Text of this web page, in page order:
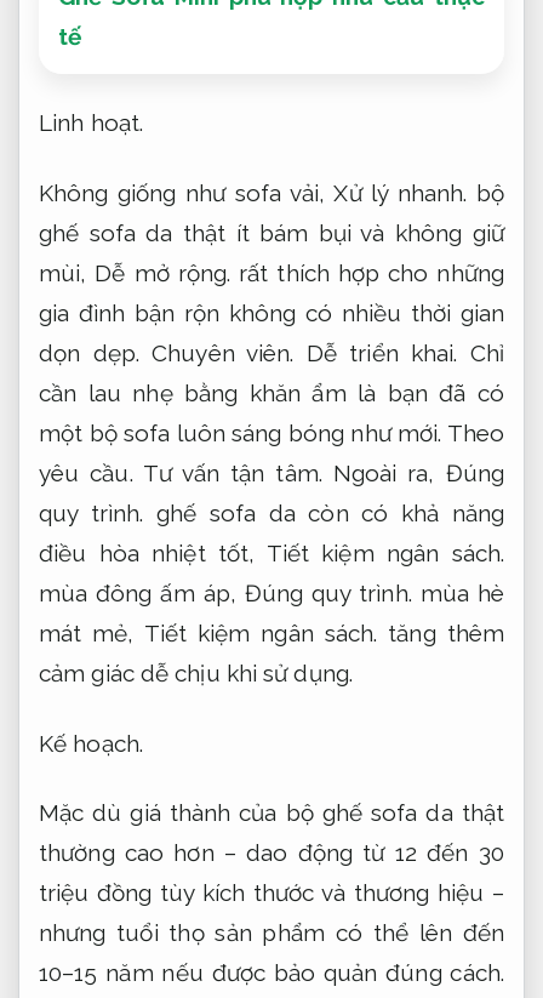
tế
Linh hoạt.
Không giống như sofa vải,Xử lý nhanh. bộ
ghế sofa da thật ít bám bụi và không giữ
mùi, Dễ mở rộng. rất thích hợp cho những
gia đình bận rộn không có nhiều thời gian
dọn dẹp.Chuyên viên. Dễ triển khai. Chỉ
cần lau nhẹ bằng khăn ẩm là bạn đã có
một bộ sofa luôn sáng bóng như mới. Theo
yêu cầu. Tư vấn tận tâm. Ngoài ra, Đúng
quy trình. ghế sofa da còn có khả năng
điều hòa nhiệt tốt, Tiết kiệm ngân sách.
mùa đông ấm áp, Đúng quy trình. mùa hè
mát mẻ, Tiết kiệm ngân sách. tăng thêm
cảm giác dễ chịu khi sử dụng.
Kế hoạch.
Mặc dù giá thành của bộ ghế sofa da thật
thường cao hơn – dao động từ 12 đến 30
triệu đồng tùy kích thước và thương hiệu –
nhưng tuổi thọ sản phẩm có thể lên đến
10–15 năm nếu được bảo quản đúng cách.